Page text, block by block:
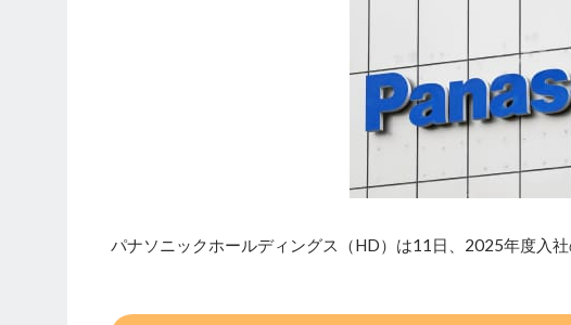
パナソニックホールディングス（HD）は11日、2025年度入